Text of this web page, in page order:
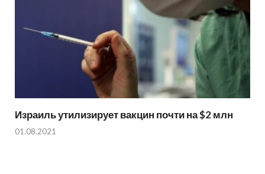
Израиль утилизирует вакцин почти на $2 млн
01.08.2021